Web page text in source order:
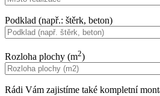
Podklad (např.: štěrk, beton)
Rozloha plochy (m2)
Rádi Vám zajistíme také kompletní